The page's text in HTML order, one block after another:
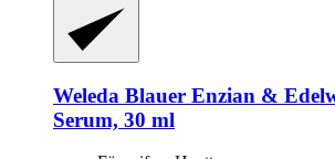
Weleda Blauer Enzian &
Serum, 30 ml